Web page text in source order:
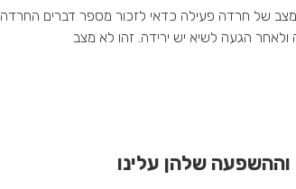
של חרדה פעילה כדאי לזכור מספר דברים החרדה
ולאחר הגעה לשיא יש ירידה. זהו לא מצב
וההשפעה שלהן עלינו